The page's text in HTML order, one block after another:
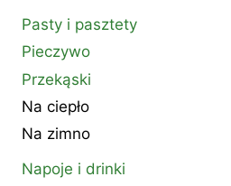
Pasty i pasztety
Pieczywo
Przekąski
Na ciepło
Na zimno
Napoje i drinki